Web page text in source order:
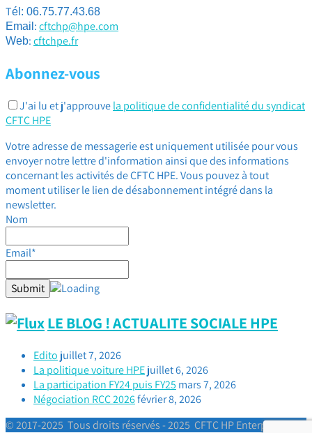
Tél: 06.75.77.43.68
Email :cftchp@hpe.com
Web:cftchpe.fr
Abonnez-vous
J'ai lu et j'approuvela politique de confidentialité du syndicat
CFTC HPE
Votre adresse de messagerie est uniquement utilisée pour vous
envoyer notre lettre d'information ainsi que des informations
concernant les activités de CFTC HPE. Vous pouvez à tout
moment utiliser le lien de désabonnement intégré dans la
newsletter.
Nom
Email*
LE BLOG ! ACTUALITE SOCIALE HPE
Edito juillet 7, 2026
La politique voiture HPEjuillet 6, 2026
La participation FY24 puis FY25 mars 7, 2026
Négociation RCC 2026février 8, 2026
© 2017-2025 Tous droits réservés - 2025 CFTC HP Enterprise